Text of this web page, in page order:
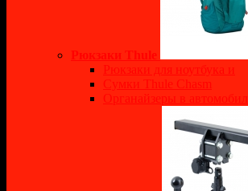
Рюкзаки Thule
Рюкзаки для ноутбука и
Сумки Thule Chasm
Органайзеры в автомобил